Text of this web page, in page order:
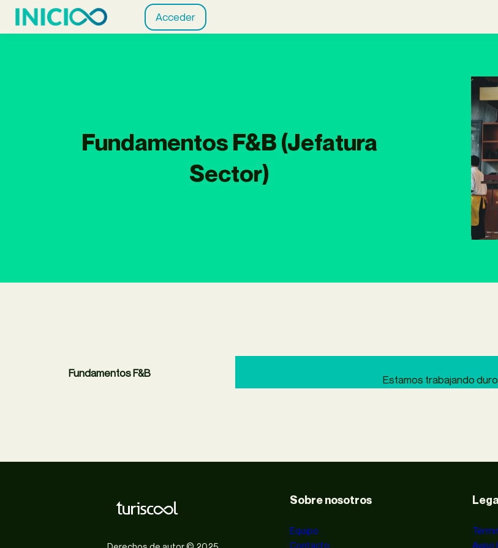
Acceder
Fundamentos F&B (Jefatura
Sector)
Fundamentos F&B Estamos trabajando
Sobre nosotros
Equipo
Contacto
Aviso